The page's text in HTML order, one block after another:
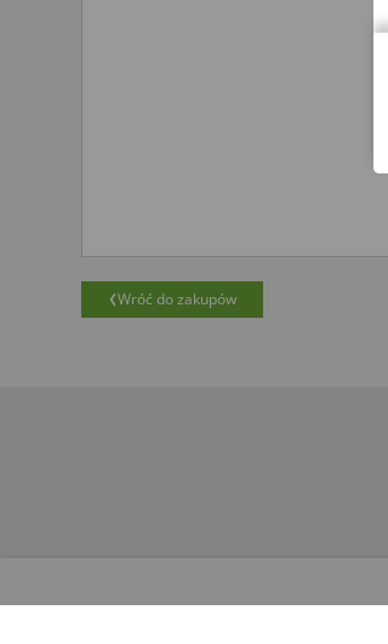
Wróć do zakupów